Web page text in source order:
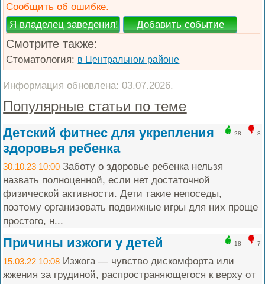
Сообщить об ошибке.
Смотрите также:
Стоматология: в Центральном районе
Информация обновлена: 03.07.2026.
Популярные статьи по теме
28 8
Детский фитнес для укрепления
здоровья ребенка
30.10.23 10:00 Заботу о здоровье ребенка нельзя
назвать полноценной, если нет достаточной
физической активности. Дети такие непоседы,
поэтому организовать подвижные игры для них проще
простого, н...
18 7
Причины изжоги у детей
15.03.22 10:08 Изжога — чувство дискомфорта или
жжения за грудиной, распространяющегося к верху от